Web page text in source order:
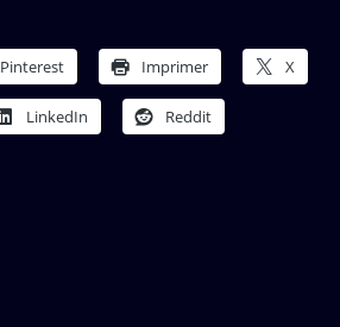
Pinterest Imprimer X
LinkedIn Reddit